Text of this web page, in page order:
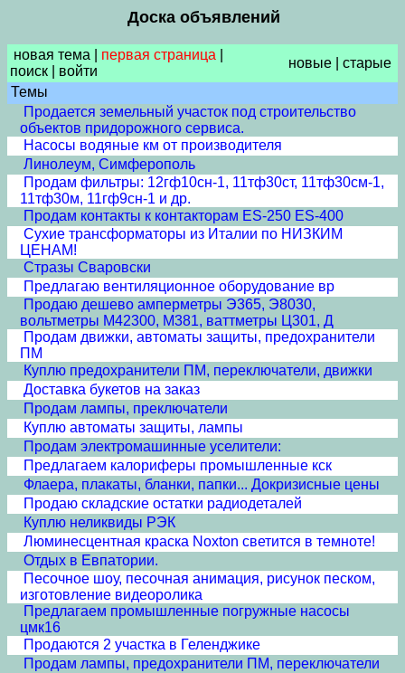
Доска объявлений
новая тема первая страница
поиск
войти
новые
старые
Темы
Продается земельный участок под строительство
объектов придорожного сервиса.
Насосы водяные км от производителя
Линолеум, Симферополь
Продам фильтры: 12гф10сн-1, 11тф30ст, 11тф30см-1,
11тф30м, 11гф9сн-1 и др.
Продам контакты к контакторам ES-250 ES-400
Сухие трансформаторы из Италии по НИЗКИМ
ЦЕНАМ!
Стразы Сваровски
Предлагаю вентиляционное оборудование вр
Продаю дешево амперметры Э365, Э8030,
вольтметры М42300, М381, ваттметры Ц301, Д
Продам движки, автоматы защиты, предохранители
ПМ
Куплю предохранители ПМ, переключатели, движки
Доставка букетов на заказ
Продам лампы, преключатели
Куплю автоматы защиты, лампы
Продам электромашинные уселители:
Предлагаем калориферы промышленные кск
Флаера, плакаты, бланки, папки... Докризисные цены
Продаю складские остатки радиодеталей
Куплю неликвиды РЭК
Люминесцентная краска Noxton светится в темноте!
Отдых в Евпатории.
Песочное шоу, песочная анимация, рисунок песком,
изготовление видеоролика
Предлагаем промышленные погружные насосы
цмк16
Продаются 2 участка в Геленджике
Продам лампы, предохранители ПМ, переключатели